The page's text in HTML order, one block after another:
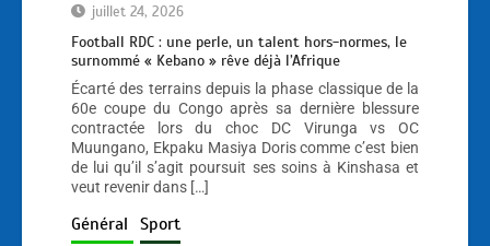
juillet 24, 2026
Football RDC : une perle, un talent hors-normes, le
surnommé « Kebano » rêve déjà l’Afrique
Écarté des terrains depuis la phase classique de la
60e coupe du Congo après sa dernière blessure
contractée lors du choc DC Virunga vs OC
Muungano, Ekpaku Masiya Doris comme c’est bien
de lui qu’il s’agit poursuit ses soins à Kinshasa et
veut revenir dans […]
Général Sport